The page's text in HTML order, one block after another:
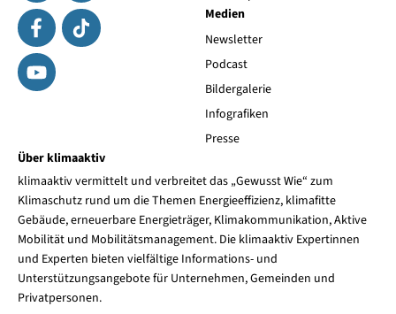
Medien
Newsletter
Podcast
Bildergalerie
Infografiken
Presse
Über klimaaktiv
klimaaktiv vermittelt und verbreitet das „Gewusst Wie“ zum
Klimaschutz rund um die Themen Energieeffizienz, klimafitte
Gebäude, erneuerbare Energieträger, Klimakommunikation, Aktive
Mobilität und Mobilitätsmanagement. Die klimaaktiv Expertinnen
und Experten bieten vielfältige Informations- und
Unterstützungsangebote für Unternehmen, Gemeinden und
Privatpersonen.